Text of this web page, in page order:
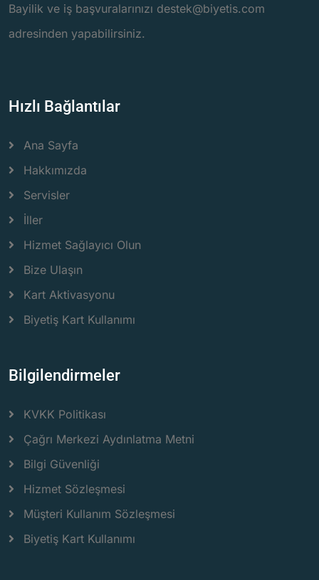
Bayilik ve iş başvuralarınızı destek@biyetis.com
adresinden yapabilirsiniz.
Hızlı Bağlantılar
Ana Sayfa
Hakkımızda
Servisler
İller
Hizmet Sağlayıcı Olun
Bize Ulaşın
Kart Aktivasyonu
Biyetiş Kart Kullanımı
Bilgilendirmeler
KVKK Politikası
Çağrı Merkezi Aydınlatma Metni
Bilgi Güvenliği
Hizmet Sözleşmesi
Müşteri Kullanım Sözleşmesi
Biyetiş Kart Kullanımı